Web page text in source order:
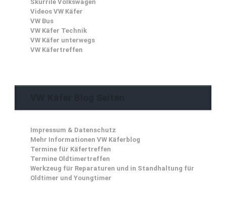
Skurrile Volkswagen
Videos VW Käfer
VW Bus
VW Käfer Technik
VW Käfer unterwegs
VW Käfertreffen
Impressum & Datenschutz
Mehr Informationen VW Käferblog
Termine für Käfertreffen
Termine Oldtimertreffen
Werkzeug für Reparaturen und in Standhaltung für
Oldtimer und Youngtimer